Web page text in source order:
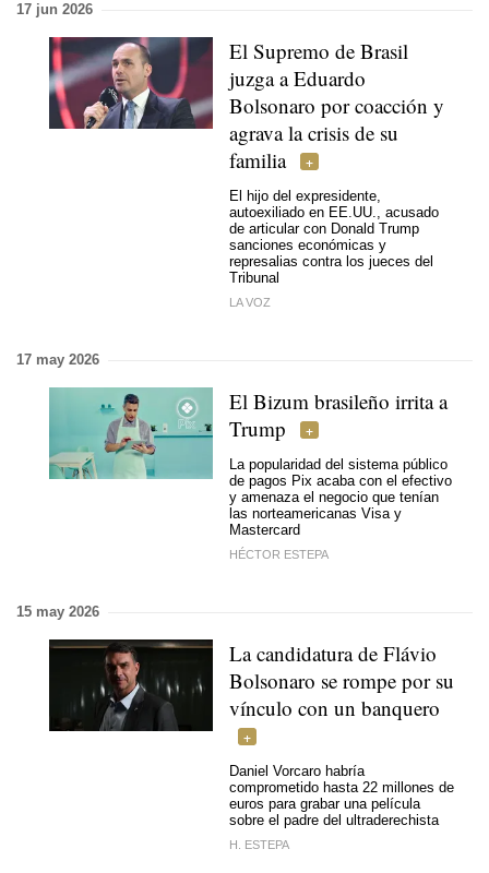
17 jun 2026
El Supremo de Brasil
juzga a Eduardo
Bolsonaro por coacción y
agrava la crisis de su
familia
El hijo del expresidente,
autoexiliado en EE.UU., acusado
de articular con Donald Trump
sanciones económicas y
represalias contra los jueces del
Tribunal
LA VOZ
17 may 2026
El Bizum brasileño irrita a
Trump
La popularidad del sistema público
de pagos Pix acaba con el efectivo
y amenaza el negocio que tenían
las norteamericanas Visa y
Mastercard
HÉCTOR ESTEPA
15 may 2026
La candidatura de Flávio
Bolsonaro se rompe por su
vínculo con un banquero
Daniel Vorcaro habría
comprometido hasta 22 millones de
euros para grabar una película
sobre el padre del ultraderechista
H. ESTEPA